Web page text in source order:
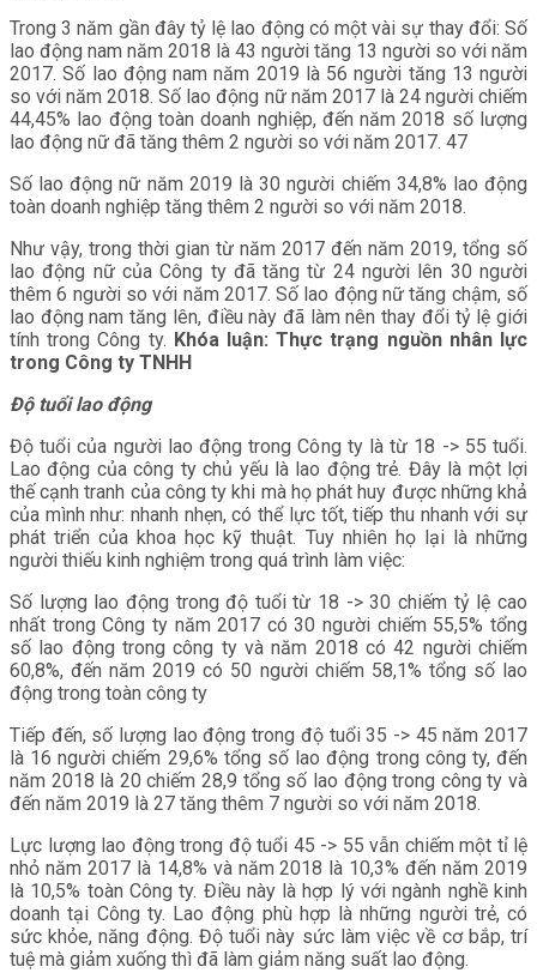
Trong 3 năm gần đây tỷ lệ lao động có một vài sự thay đổi: Số
lao động nam năm 2018 là 43 người tăng 13 người so với năm
2017. Số lao động nam năm 2019 là 56 người tăng 13 người
so với năm 2018. Số lao động nữ năm 2017 là 24 người chiếm
44,45% lao động toàn doanh nghiệp, đến năm 2018 số lượng
lao động nữ đã tăng thêm 2 người so với năm 2017. 47
Số lao động nữ năm 2019 là 30 người chiếm 34,8% lao động
toàn doanh nghiệp tăng thêm 2 người so với năm 2018.
Như vậy, trong thời gian từ năm 2017 đến năm 2019, tổng số
lao động nữ của Công ty đã tăng từ 24 người lên 30 người
thêm 6 người so với năm 2017. Số lao động nữ tăng chậm, số
lao động nam tăng lên, điều này đã làm nên thay đổi tỷ lệ giới
tính trong Công ty. Khóa luận: Thực trạng nguồn nhân lực
trong Công ty TNHH
Độ tuổi lao động
Độ tuổi của người lao động trong Công ty là từ 18 -> 55 tuổi.
Lao động của công ty chủ yếu là lao động trẻ. Đây là một lợi
thế cạnh tranh của công ty khi mà họ phát huy được những khả
của mình như: nhanh nhẹn, có thể lực tốt, tiếp thu nhanh với sự
phát triển của khoa học kỹ thuật. Tuy nhiên họ lại là những
người thiếu kinh nghiệm trong quá trình làm việc:
Số lượng lao động trong độ tuổi từ 18 -> 30 chiếm tỷ lệ cao
nhất trong Công ty năm 2017 có 30 người chiếm 55,5% tổng
số lao động trong công ty và năm 2018 có 42 người chiếm
60,8%, đến năm 2019 có 50 người chiếm 58,1% tổng số lao
động trong toàn công ty
Tiếp đến, số lượng lao động trong độ tuổi 35 -> 45 năm 2017
là 16 người chiếm 29,6% tổng số lao động trong công ty, đến
năm 2018 là 20 chiếm 28,9 tổng số lao động trong công ty và
đến năm 2019 là 27 tăng thêm 7 người so với năm 2018.
Lực lượng lao động trong độ tuổi 45 -> 55 vẫn chiếm một tỉ lệ
nhỏ năm 2017 là 14,8% và năm 2018 là 10,3% đến năm 2019
là 10,5% toàn Công ty. Điều này là hợp lý với ngành nghề kinh
doanh tại Công ty. Lao động phù hợp là những người trẻ, có
sức khỏe, năng động. Độ tuổi này sức làm việc về cơ bắp, trí
tuệ mà giảm xuống thì đã làm giảm năng suất lao động.